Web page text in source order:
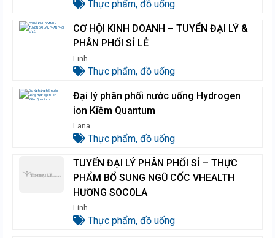
Thực phẩm, đồ uống
CƠ HỘI KINH DOANH – TUYỂN ĐẠI LÝ &
PHÂN PHỐI SỈ LẺ
Linh
Thực phẩm, đồ uống
Đại lý phân phối nước uống Hydrogen
ion Kiềm Quantum
Lana
Thực phẩm, đồ uống
TUYỂN ĐẠI LÝ PHÂN PHỐI SỈ – THỰC
PHẨM BỔ SUNG NGŨ CỐC VHEALTH
HƯƠNG SOCOLA
Linh
Thực phẩm, đồ uống